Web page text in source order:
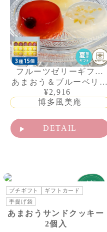
フルーツゼリーギフト
15個入
あまおう＆ブルーベリー
ゼリー / 梨 / ニューサマ
ーオレンジゼリー
¥2,916
博多風美庵
DETAIL
プチギフト
ギフトカード
手提げ袋
あまおうサンドクッキー
2個入